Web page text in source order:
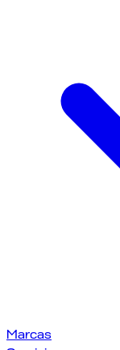
Marcas